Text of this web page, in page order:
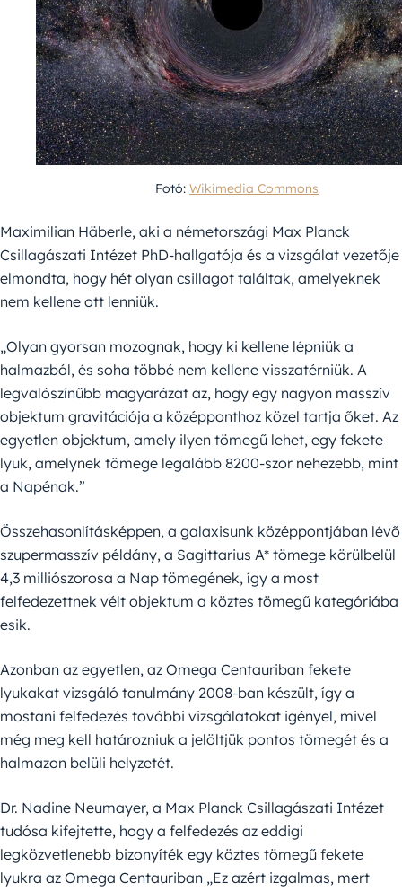
Fotó: Wikimedia Commons
Maximilian Häberle, aki a németországi Max Planck
Csillagászati Intézet PhD-hallgatója és a vizsgálat vezetője
elmondta, hogy hét olyan csillagot találtak, amelyeknek
nem kellene ott lenniük.
„Olyan gyorsan mozognak, hogy ki kellene lépniük a
halmazból, és soha többé nem kellene visszatérniük. A
legvalószínűbb magyarázat az, hogy egy nagyon masszív
objektum gravitációja a középponthoz közel tartja őket. Az
egyetlen objektum, amely ilyen tömegű lehet, egy fekete
lyuk, amelynek tömege legalább 8200-szor nehezebb, mint
a Napénak.”
Összehasonlításképpen, a galaxisunk középpontjában lévő
szupermasszív példány, a Sagittarius A* tömege körülbelül
4,3 milliószorosa a Nap tömegének, így a most
felfedezettnek vélt objektum a köztes tömegű kategóriába
esik.
Azonban az egyetlen, az Omega Centauriban fekete
lyukakat vizsgáló tanulmány 2008-ban készült, így a
mostani felfedezés további vizsgálatokat igényel, mivel
még meg kell határozniuk a jelöltjük pontos tömegét és a
halmazon belüli helyzetét.
Dr. Nadine Neumayer, a Max Planck Csillagászati Intézet
tudósa kifejtette, hogy a felfedezés az eddigi
legközvetlenebb bizonyíték egy köztes tömegű fekete
lyukra az Omega Centauriban „Ez azért izgalmas, mert